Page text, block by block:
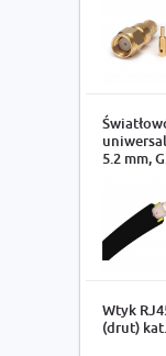
5.2 mm,
Wtyk
(drut)